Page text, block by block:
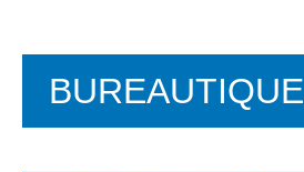
BUREAUTIQUE